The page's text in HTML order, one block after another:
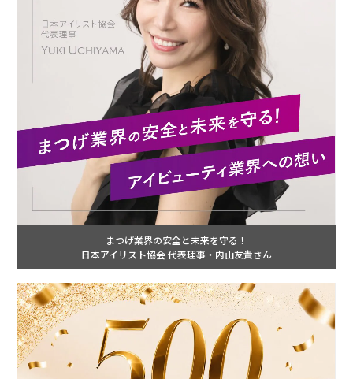
まつげ業界の安全と未来を守る！
日本アイリスト協会 代表理事・内山友貴さん